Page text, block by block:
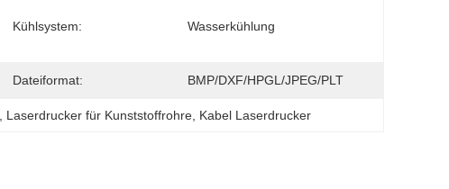
Kühlsystem: Wasserkühlung
Dateiformat: BMP/DXF/HPGL/JPEG/PLT
Laserdrucker für Kunststoffrohre Kabel Laserdrucker